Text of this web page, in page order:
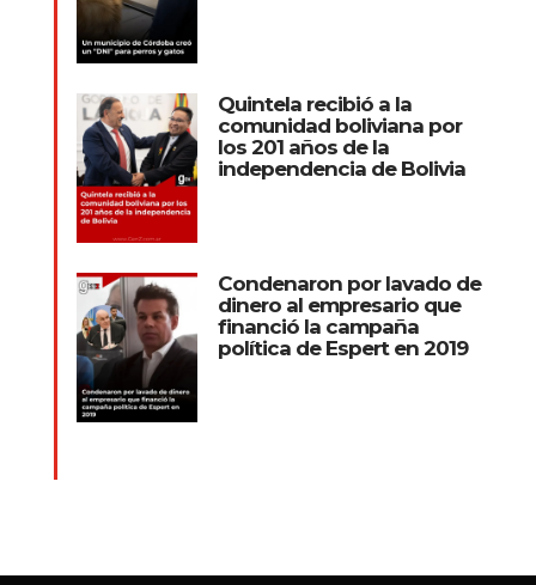
Quintela recibió a la
comunidad boliviana por
los 201 años de la
independencia de Bolivia
Condenaron por lavado de
dinero al empresario que
financió la campaña
política de Espert en 2019